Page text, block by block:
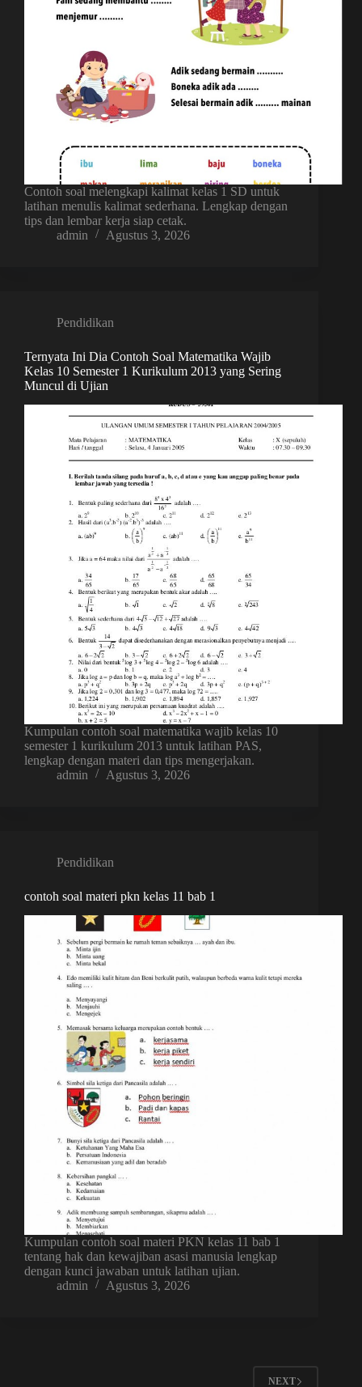
Contoh soal melengkapi kalimat kelas 1 SD untuk
latihan menulis kalimat sederhana. Lengkap dengan
tips dan lembar kerja siap cetak.
admin
Agustus 3, 2026
Pendidikan
Ternyata Ini Dia Contoh Soal Matematika Wajib
Kelas 10 Semester 1 Kurikulum 2013 yang Sering
Muncul di Ujian
Kumpulan contoh soal matematika wajib kelas 10
semester 1 kurikulum 2013 untuk latihan PAS,
lengkap dengan materi dan tips mengerjakan.
admin
Agustus 3, 2026
Pendidikan
contoh soal materi pkn kelas 11 bab 1
Kumpulan contoh soal materi PKN kelas 11 bab 1
tentang hak dan kewajiban asasi manusia lengkap
dengan kunci jawaban untuk latihan ujian.
admin
Agustus 3, 2026
NEXT